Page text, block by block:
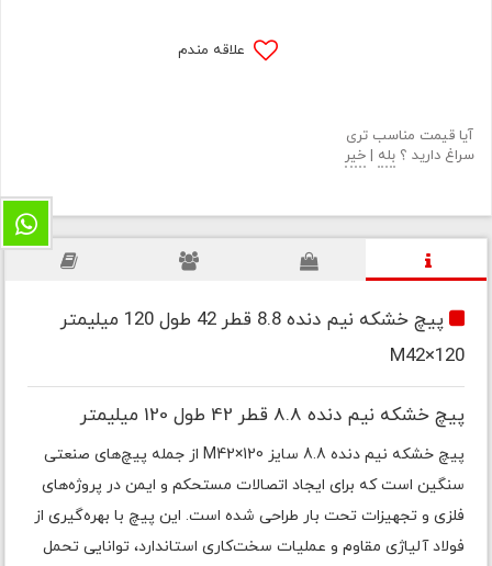
علاقه مندم
آیا قیمت مناسب تری
سراغ دارید ؟ بله | خیر
پیچ خشکه نیم دنده 8.8 قطر 42 طول 120 میلیمتر
M42×120
پیچ خشکه نیم دنده 8.8 قطر 42 طول 120 میلیمتر
پیچ خشکه نیم دنده 8.8 سایز M42×120 از جمله پیچ‌های صنعتی
سنگین است که برای ایجاد اتصالات مستحکم و ایمن در پروژه‌های
فلزی و تجهیزات تحت بار طراحی شده است. این پیچ با بهره‌گیری از
فولاد آلیاژی مقاوم و عملیات سخت‌کاری استاندارد، توانایی تحمل